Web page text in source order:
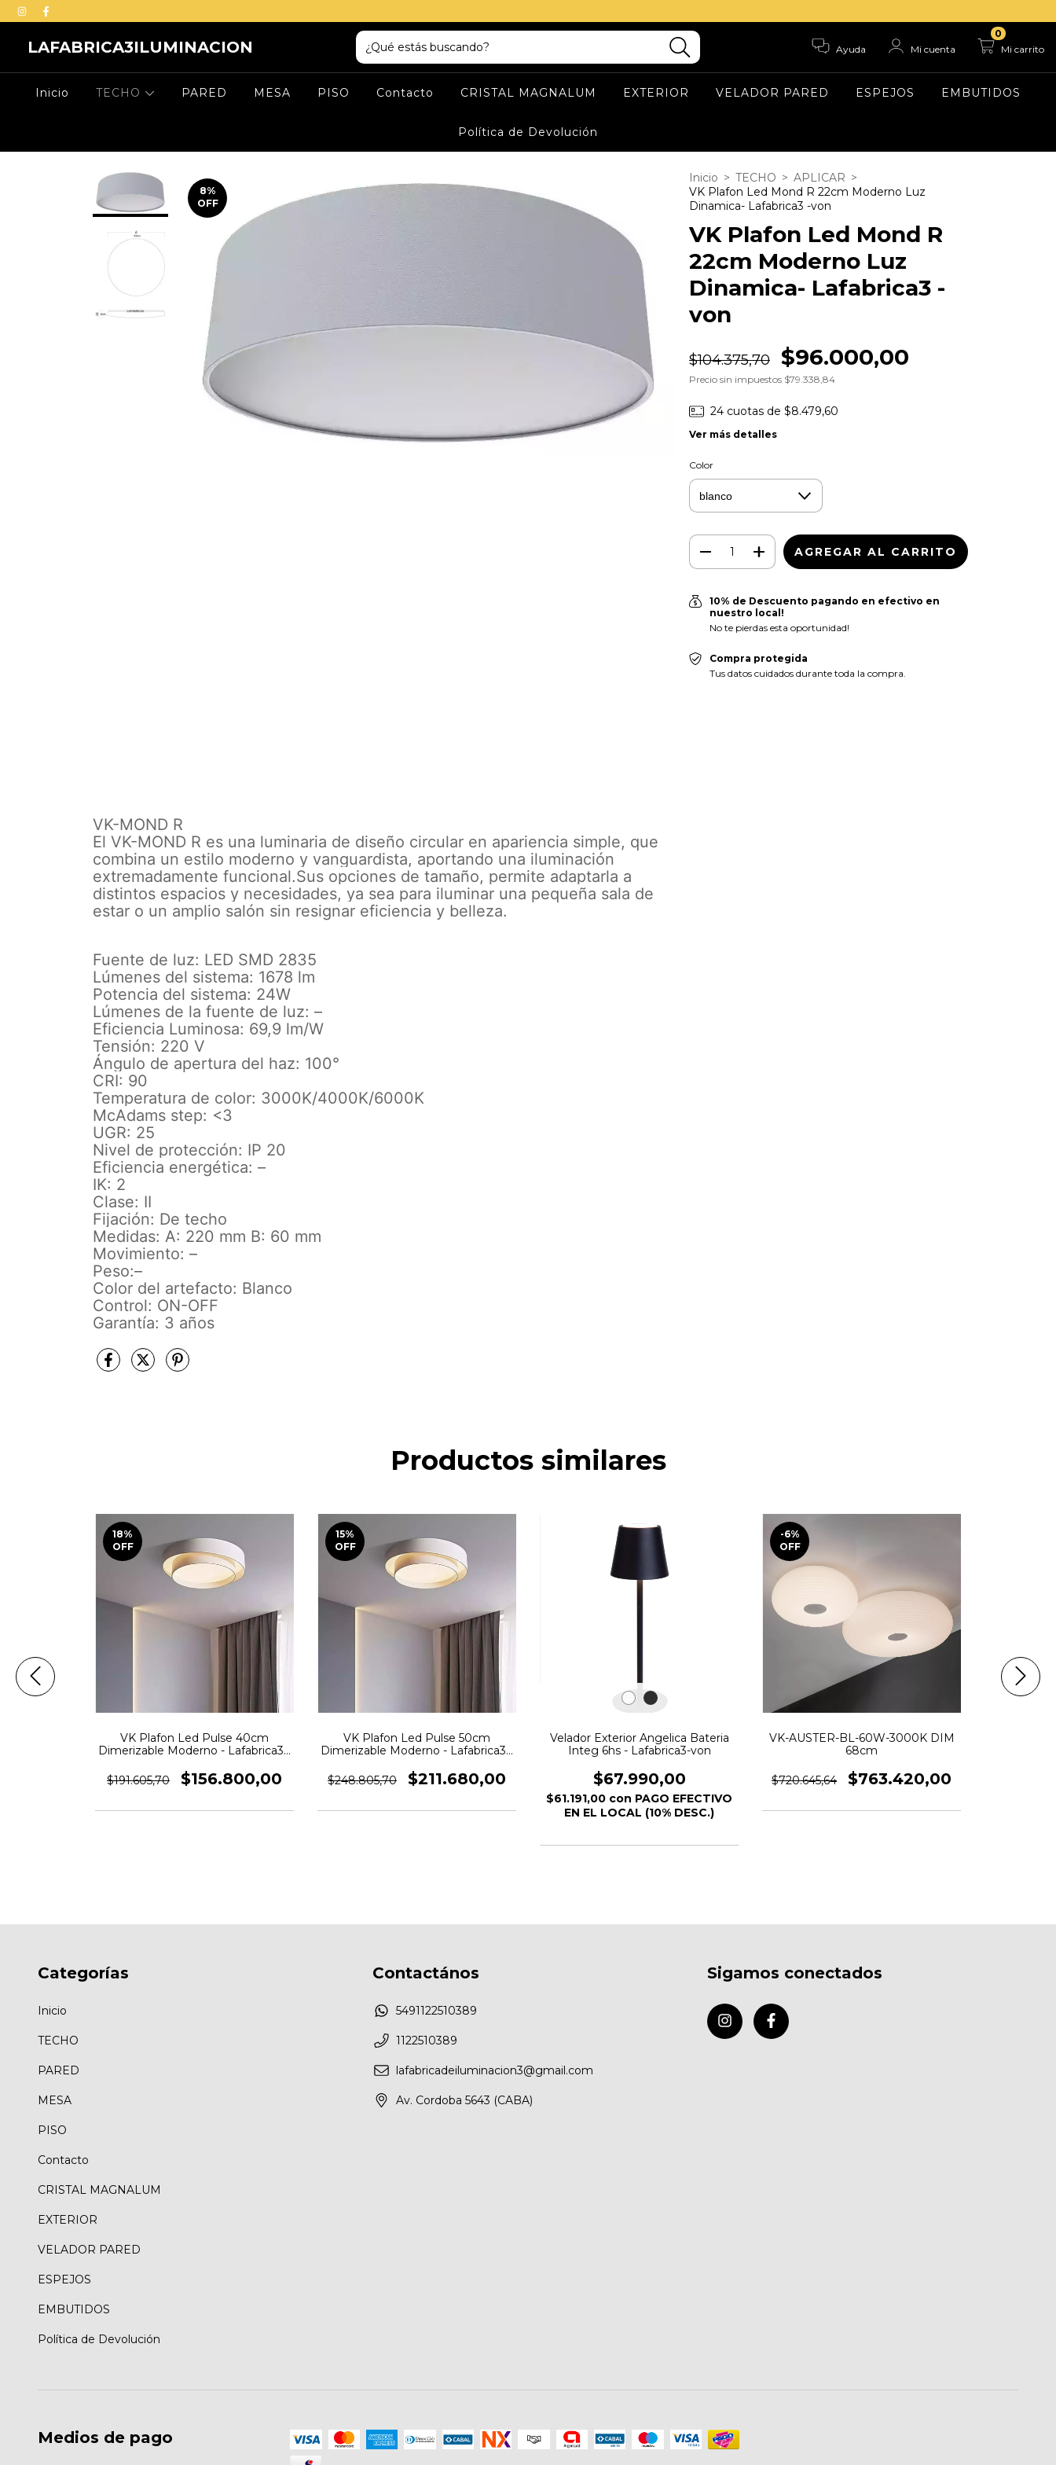
LAFABRICA3ILUMINACION Ayuda Mi cuenta Mi carrito
0
Inicio TECHO PARED MESA PISO Contacto CRISTAL MAGNALUM EXTERIOR VELADOR PARED ESPEJOS EMBUTIDOS
Política de Devolución
8%
OFF
VK-MOND R
El VK-MOND R es una luminaria de diseño circular en apariencia simple, que
combina un estilo moderno y vanguardista, aportando una iluminación
extremadamente funcional.Sus opciones de tamaño, permite adaptarla a
distintos espacios y necesidades, ya sea para iluminar una pequeña sala de
estar o un amplio salón sin resignar eficiencia y belleza.
Fuente de luz: LED SMD 2835
Lúmenes del sistema: 1678 lm
Potencia del sistema: 24W
Lúmenes de la fuente de luz: –
Eficiencia Luminosa: 69,9 lm/W
Tensión: 220 V
Ángulo de apertura del haz: 100°
CRI: 90
Temperatura de color: 3000K/4000K/6000K
McAdams step: <3
UGR: 25
Nivel de protección: IP 20
Eficiencia energética: –
IK: 2
Clase: II
Fijación: De techo
Medidas: A: 220 mm B: 60 mm
Movimiento: –
Peso:–
Color del artefacto: Blanco
Control: ON-OFF
Garantía: 3 años
Inicio > TECHO > APLICAR >
VK Plafon Led Mond R 22cm Moderno Luz
Dinamica- Lafabrica3 -von
VK Plafon Led Mond R
22cm Moderno Luz
Dinamica- Lafabrica3 -
von
$104.375,70 $96.000,00
Precio sin impuestos $79.338,84
24 cuotas de $8.479,60
Ver más detalles
Color
10% de Descuento pagando en efectivo en
nuestro local!
No te pierdas esta oportunidad!
Compra protegida
Tus datos cuidados durante toda la compra.
Productos similares
18%
OFF
VK Plafon Led Pulse 40cm
Dimerizable Moderno - Lafabrica3 -
$191.605,70
$156.800,00
15%
OFF
VK Plafon Led Pulse 50cm
Dimerizable Moderno - Lafabrica3 -
$248.805,70
$211.680,00
Velador Exterior Angelica Bateria
Integ 6hs - Lafabrica3-von
$67.990,00
$61.191,00 con PAGO EFECTIVO
EN EL LOCAL (10% DESC.)
-6%
OFF
VK-AUSTER-BL-60W-3000K DIM
68cm
$720.645,64 $763.420,00
Categorías
Inicio
TECHO
PARED
MESA
PISO
Contacto
CRISTAL MAGNALUM
EXTERIOR
VELADOR PARED
ESPEJOS
EMBUTIDOS
Política de Devolución
Contactános
5491122510389
1122510389
lafabricadeiluminacion3@gmail.com
Av. Cordoba 5643 (CABA)
Sigamos conectados
Medios de pago